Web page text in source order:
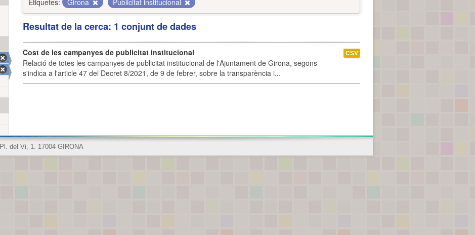
Etiquetes:
Girona Publicitat institucional
Resultat de la cerca: 1 conjunt de dades
Cost de les campanyes de publicitat institucional
Relació de totes les campanyes de publicitat institucional de l'Ajuntament de Girona, segons
s'indica a l'article 47 del Decret 8/2021, de 9 de febrer, sobre la transparència i...
CSV
Pl. del Vi, 1. 17004 GIRONA